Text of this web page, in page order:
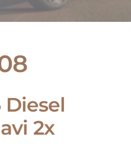
Diesel
2x